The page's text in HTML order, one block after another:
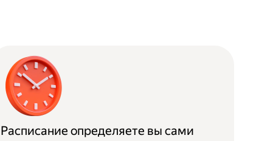
Расписание определяете вы сами